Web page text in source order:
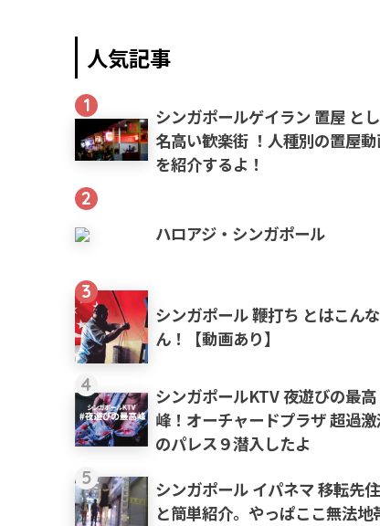
人気記事
1
シンガポールゲイラン 置屋 と
名高い歓楽街 ！人種別の置屋
を紹介するよ！
2
ハロアジ・シンガポール
3
シンガポール 鞭打ち とはこんな
ん！【動画あり】
4
シンガポールKTV 夜遊びの最高
峰！オーチャードプラザ 超過
のパレス９潜入したよ
5
シンガポール イパネマ 移転先
と簡単紹介。やっぱここ無法地